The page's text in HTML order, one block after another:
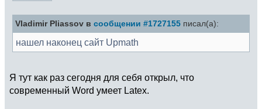
Vladimir Pliassov в сообщении #1727155 писал(а):
нашел наконец сайт Upmath
Я тут как раз сегодня для себя открыл, что
современный Word умеет Latex.